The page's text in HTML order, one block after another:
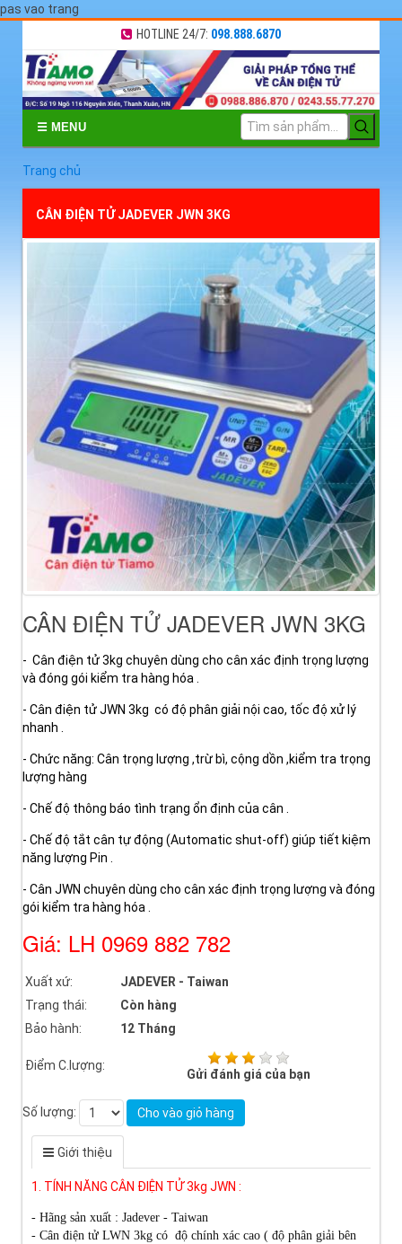
pas vao trang
HOTLINE 24/7: 098.888.6870
☰ MENU
Trang chủ
CÂN ĐIỆN TỬ JADEVER JWN 3KG
CÂN ĐIỆN TỬ JADEVER JWN 3KG
- Cân điện tử 3kg chuyên dùng cho cân xác định trọng lượng
và đóng gói kiểm tra hàng hóa .
- Cân điện tử JWN 3kg có độ phân giải nội cao, tốc độ xử lý
nhanh .
- Chức năng: Cân trọng lượng ,trừ bì, cộng dồn ,kiểm tra trọng
lượng hàng
- Chế độ thông báo tình trạng ổn định của cân .
- Chế độ tắt cân tự động (Automatic shut-off) giúp tiết kiệm
năng lượng Pin .
- Cân JWN chuyên dùng cho cân xác định trọng lượng và đóng
gói kiểm tra hàng hóa .
Giá: LH 0969 882 782
Xuất xứ:
JADEVER - Taiwan
Trạng thái:
Còn hàng
Bảo hành:
12 Tháng
Điểm C.lượng:
Gửi đánh giá của bạn
Số lượng: Cho vào giỏ hàng
Giới thiệu
1. TÍNH NĂNG CÂN ĐIỆN TỬ 3kg JWN :
- Hãng sản xuất : Jadever - Taiwan
- Cân điện tử LWN 3kg có độ chính xác cao ( độ phân giải bên